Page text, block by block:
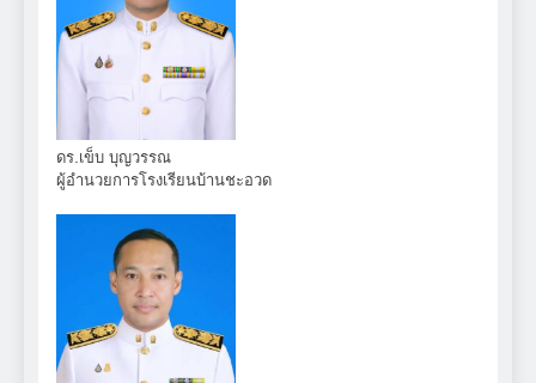
ดร.เข็บ บุญวรรณ
ผู้อำนวยการโรงเรียนบ้านชะอวด